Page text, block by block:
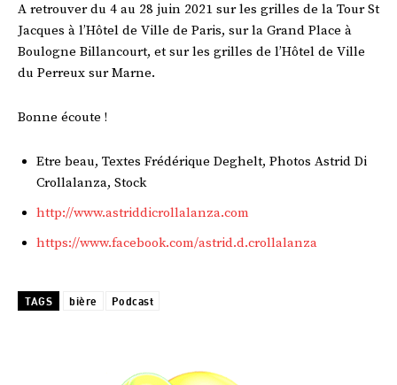
A retrouver du 4 au 28 juin 2021 sur les grilles de la Tour St
Jacques à l’Hôtel de Ville de Paris, sur la Grand Place à
Boulogne Billancourt, et sur les grilles de l’Hôtel de Ville
du Perreux sur Marne.
Bonne écoute !
Etre beau, Textes Frédérique Deghelt, Photos Astrid Di
Crollalanza, Stock
http://www.astriddicrollalanza.com
https://www.facebook.com/astrid.d.crollalanza
TAGS bière Podcast